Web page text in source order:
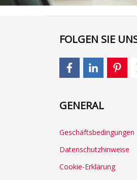
FOLGEN SIE
GENERAL
Geschäftsbedingungen
Datenschutzhinweise
Cookie-Erklärung